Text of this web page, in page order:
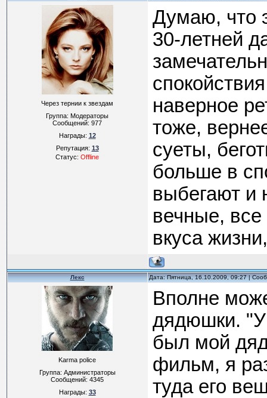
Через тернии к звездам
Группа: Модераторы
Сообщений:977
Награды:12
Репутация:13
Статус:Offline
Думаю, что
30-летней
наверное
тоже,
суеты,
больше в
выбегают и
вечные, все
вкуса
Лекс Дата: Пятница, 16.10.2009, 09:27 |
Karma police
Группа: Администраторы
Сообщений:4345
Награды:33
Вполне
дядюшки. "У
был мой
фильм, я
туда его